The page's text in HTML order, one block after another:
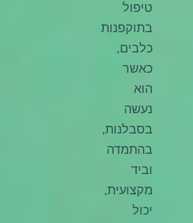
טיפול
בתוקפנות
כלבים,
כאשר
הוא
נעשה
בסבלנות,
בהתמדה
וביד
מקצועית,
יכול